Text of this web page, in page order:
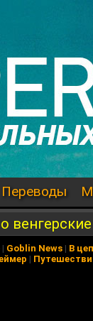
Переводы
| Goblin News | В
|